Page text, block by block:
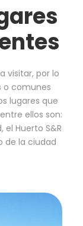
visitar, por lo
o comunes
lugares que
ellos son:
Huerto S&R
de la ciudad